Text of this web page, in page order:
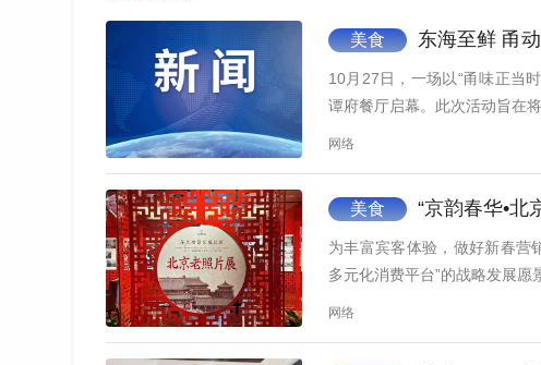
美食 东海至鲜 甬动
10月27日，一场以“甬味正当
谭府餐厅启幕。此次活动旨在
网络
美食 “京韵春华•北
为丰富宾客体验，做好新春营
多元化消费平台”的战略发展愿
网络